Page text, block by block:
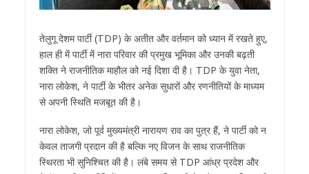
तेलुगू देशम पार्टी (TDP) के अतीत और वर्तमान को ध्यान में रखते हुए,
हाल ही में पार्टी में नारा परिवार की प्रमुख भूमिका और उनकी बढ़ती
शक्ति ने राजनीतिक माहौल को नई दिशा दी है। TDP के युवा नेता,
नारा लोकेश, ने पार्टी के भीतर अनेक सुधारों और रणनीतियों के माध्यम
से अपनी स्थिति मजबूत की है।
नारा लोकेश, जो पूर्व मुख्यमंत्री नारायण राव का पुत्र हैं, ने पार्टी को न
केवल ताजगी प्रदान की है बल्कि नए विजन के साथ राजनीतिक
स्थिरता भी सुनिश्चित की है। लंबे समय से TDP आंध्र प्रदेश और